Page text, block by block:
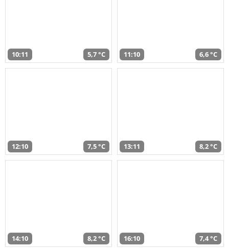
10:11 5,7 °C 11:10 6,6 °C
12:10 7,5 °C 13:11 8,2 °C
14:10 8,2 °C 16:10 7,4 °C